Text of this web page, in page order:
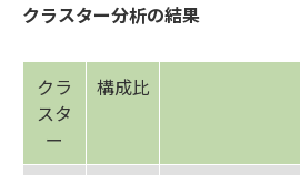
クラスター分析の結果
クラ
スタ
ー
構成比